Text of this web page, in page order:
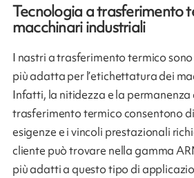
Tecnologia a trasferimento
macchinari industriali
I nastri a trasferimento termico
più adatta per l’etichettatura dei
Infatti, la nitidezza e la
trasferimento termico consentono
esigenze e i vincoli prestazionali
cliente può trovare nella gamma
più adatti a questo tipo di